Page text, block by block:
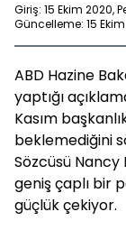
Giriş: 15 Ekim 2020,
Güncelleme: 15
ABD Hazine
yaptığı
Kasım
beklemediğini
Sözcüsü
geniş çaplı bir
güçlük çekiyor.